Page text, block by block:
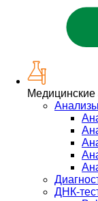
Анализы
ДНК-